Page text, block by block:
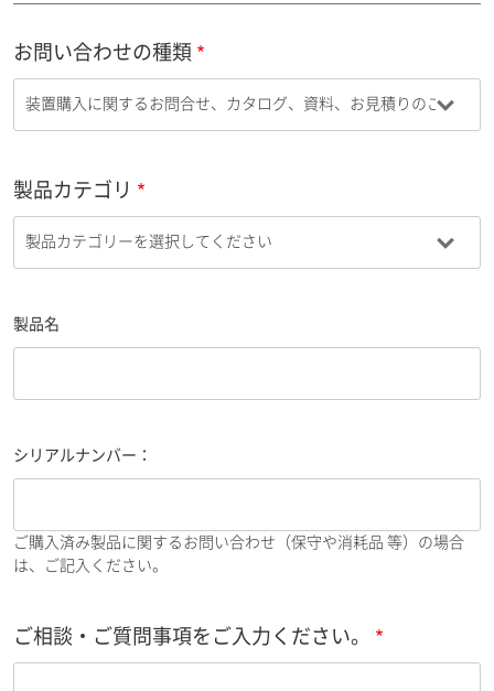
お問い合わせの種類
製品カテゴリ
製品名
シリアルナンバー：
ご購入済み製品に関するお問い合わせ（保守や消耗品 等）の場合
は、ご記入ください。
ご相談・ご質問事項をご入力ください。